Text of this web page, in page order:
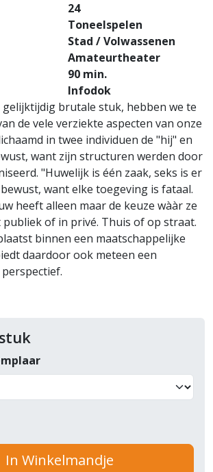
24
Toneelspelen
Stad / Volwassenen
Amateurtheater
90 min.
Infodok
brutale stuk, hebben we te
de vele verziekte aspecten van onze
in twee individuen de "hij" en
want zijn structuren werden door
"Huwelijk is één zaak, seks is er
want elke toegeving is fataal.
heeft alleen maar de keuze wààr ze
of in privé. Thuis of op straat.
binnen een maatschappelijke
daardoor ook meteen een
In Winkelmandje